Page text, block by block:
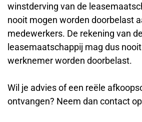
winstderving van de
nooit mogen worden doorbelast
medewerkers. De rekening van de
leasemaatschappij mag dus
werknemer worden doorbelast.
Wil je advies of een reële
ontvangen? Neem dan contact